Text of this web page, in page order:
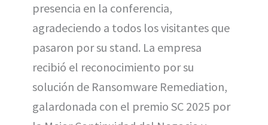
presencia en la conferencia,
agradeciendo a todos los visitantes que
pasaron por su stand. La empresa
recibió el reconocimiento por su
solución de Ransomware Remediation,
galardonada con el premio SC 2025 por